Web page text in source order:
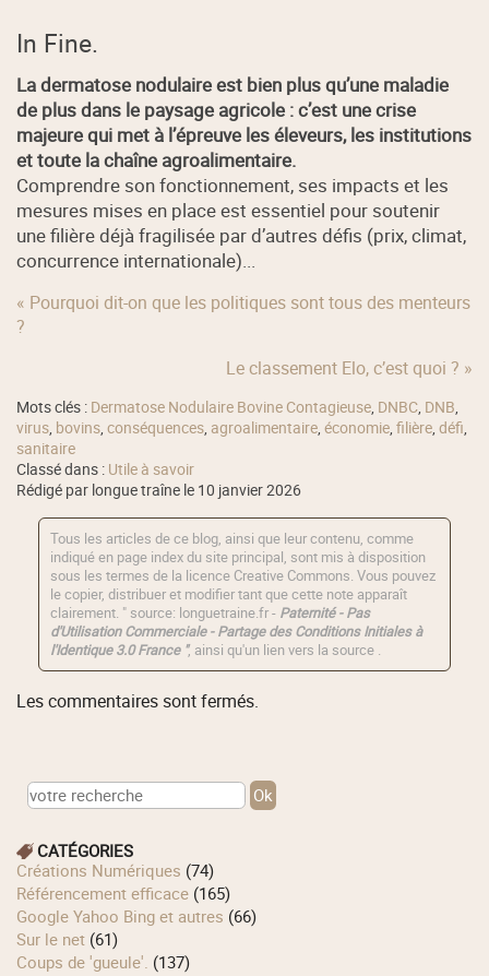
In Fine.
La dermatose nodulaire est bien plus qu’une maladie
de plus dans le paysage agricole : c’est une crise
majeure qui met à l’épreuve les éleveurs, les institutions
et toute la chaîne agroalimentaire.
Comprendre son fonctionnement, ses impacts et les
mesures mises en place est essentiel pour soutenir
une filière déjà fragilisée par d’autres défis (prix, climat,
concurrence internationale)...
« Pourquoi dit-on que les politiques sont tous des menteurs
?
Le classement Elo, c’est quoi ? »
Mots clés : Dermatose Nodulaire Bovine Contagieuse, DNBC, DNB,
virus, bovins,conséquences, agroalimentaire,économie,filière,défi,
sanitaire
Classé dans : Utile à savoir
Rédigé par longue traîne le 10 janvier 2026
Tous les articles de ce blog, ainsi que leur contenu, comme
indiqué en page index du site principal, sont mis à disposition
sous les termes de la licence Creative Commons. Vous pouvez
le copier, distribuer et modifier tant que cette note apparaît
clairement. " source: longuetraine.fr - Paternité - Pas
d'Utilisation Commerciale - Partage des Conditions Initiales à
l'Identique 3.0 France ", ainsi qu'un lien vers la source .
Les commentaires sont fermés.
CATÉGORIES
Créations Numériques (74)
Référencement efficace (165)
Google Yahoo Bing et autres (66)
Sur le net (61)
Coups de 'gueule'. (137)